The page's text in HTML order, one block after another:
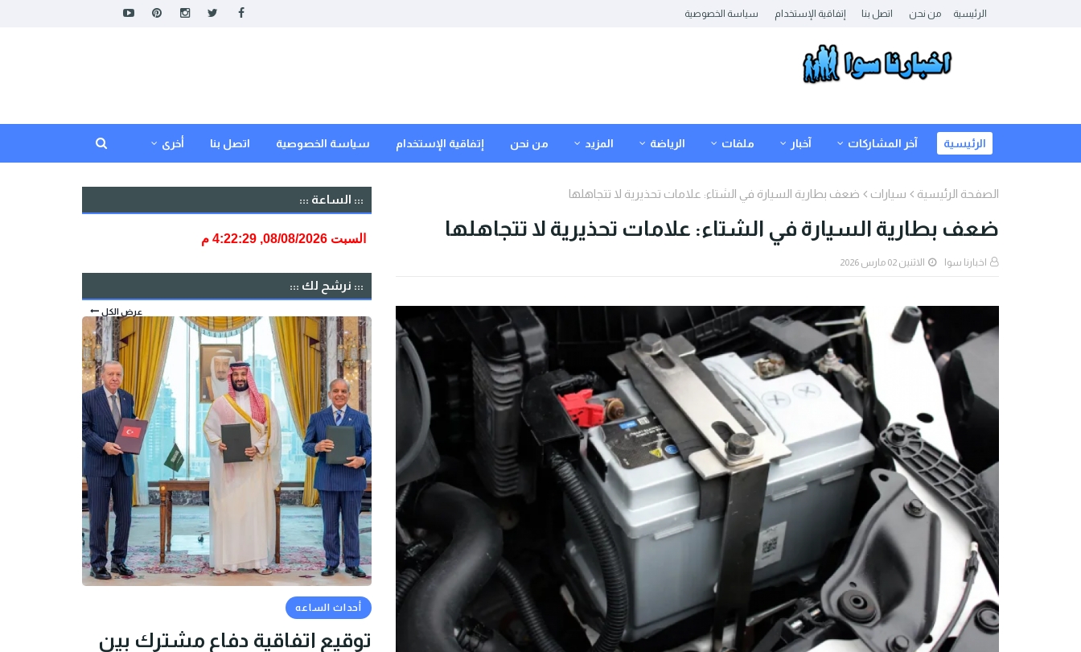
الرئيسية من نحن اتصل بنا إتفاقية الإستخدام سياسة الخصوصية
الرئيسية آخر المشاركات آخبار ملفات الرياضة المزيد من نحن إتفاقية الإستخدام سياسة الخصوصية اتصل بنا أخرى
الصفحة الرئيسية سيارات ضعف بطارية السيارة في الشتاء: علامات تحذيرية لا تتجاهلها
ضعف بطارية السيارة في الشتاء: علامات تحذيرية لا تتجاهلها
اخبارنا سوا الاثنين 02 مارس 2026
::: الساعة :::
::: نرشح لك :::
عرض الكل
أحداث الساعه
توقيع اتفاقية دفاع مشترك بين